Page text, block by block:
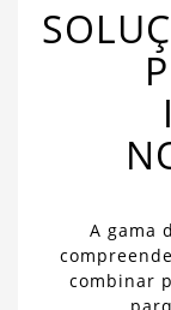
A gama
combinar